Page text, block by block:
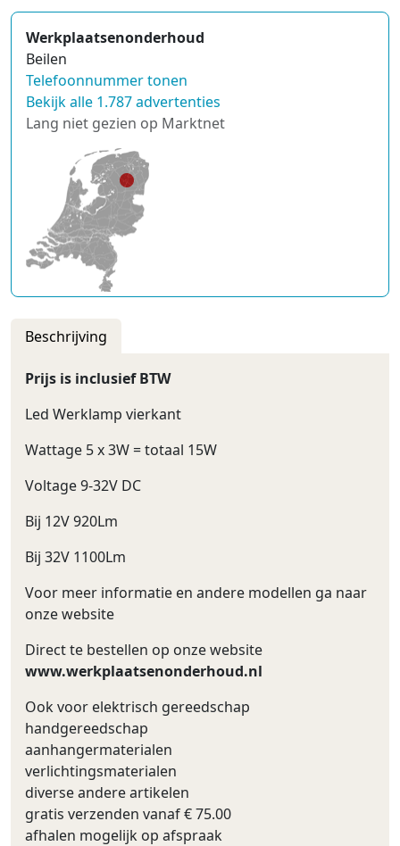
Werkplaatsenonderhoud
Beilen
Telefoonnummer tonen
Bekijk alle 1.787 advertenties
Lang niet gezien op Marktnet
Beschrijving
Prijs is inclusief BTW
Led Werklamp vierkant
Wattage 5 x 3W = totaal 15W
Voltage 9-32V DC
Bij 12V 920Lm
Bij 32V 1100Lm
Voor meer informatie en andere modellen ga naar
onze website
Direct te bestellen op onze website
www.werkplaatsenonderhoud.nl
Ook voor elektrisch gereedschap
handgereedschap
aanhangermaterialen
verlichtingsmaterialen
diverse andere artikelen
gratis verzenden vanaf € 75.00
afhalen mogelijk op afspraak